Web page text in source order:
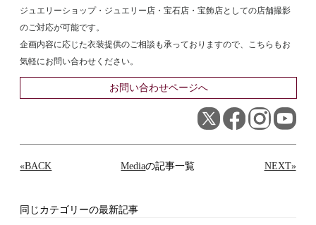
ジュエリーショップ・ジュエリー店・宝石店・宝飾店としての店舗撮影
のご対応が可能です。
企画内容に応じた衣装提供のご相談も承っておりますので、こちらもお
気軽にお問い合わせください。
お問い合わせページへ
«BACK Mediaの記事一覧 NEXT»
同じカテゴリーの最新記事